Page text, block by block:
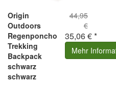
Origin
Outdoors
Regenponcho
Trekking
Backpack
schwarz
schwarz
44,95
€
35,06 € *
Mehr